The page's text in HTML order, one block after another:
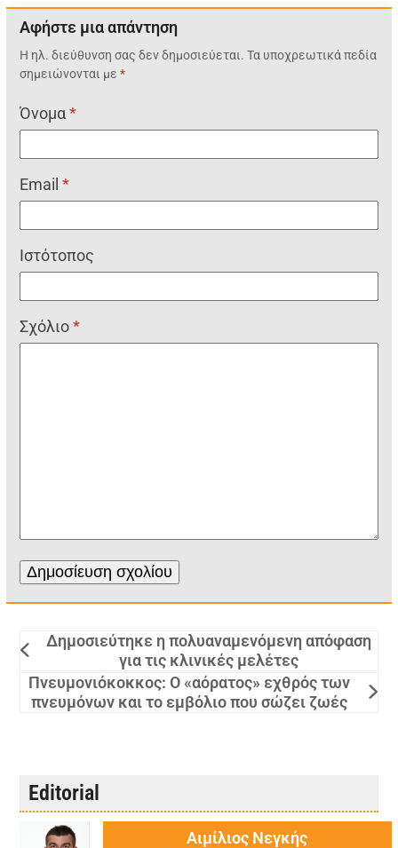
Αφήστε μια απάντηση
Η ηλ. διεύθυνση σας δεν δημοσιεύεται. Τα υποχρεωτικά πεδία
σημειώνονται με*
Όνομα*
Email*
Ιστότοπος
Σχόλιο*
Δημοσιεύτηκε η πολυαναμενόμενη απόφαση
για τις κλινικές μελέτες
Πνευμονιόκοκκος: Ο «αόρατος» εχθρός των
πνευμόνων και το εμβόλιο που σώζει ζωές
Editorial
Αιμίλιος Νεγκής